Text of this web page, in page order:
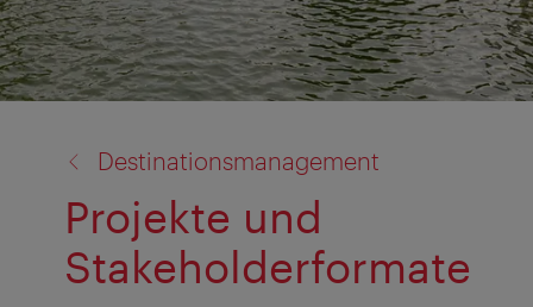
Destinationsmanagement
Projekte und
Stakeholderformate